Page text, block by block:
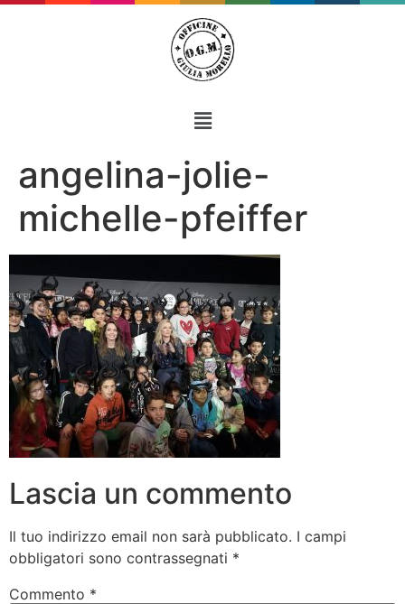
angelina-jolie-
michelle-pfeiffer
Lascia un commento
Il tuo indirizzo email non sarà pubblicato. I campi
obbligatori sono contrassegnati *
Commento *